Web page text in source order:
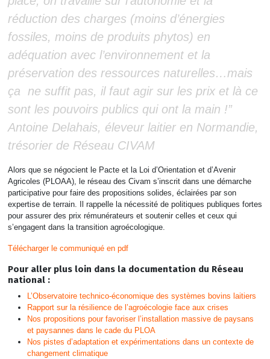
réduction des charges (moins d’énergies
fossiles, moins de produits phytos) en
adéquation avec l’environnement et la
préservation des ressources naturelles…mais
ça ne suffit pas, il faut agir sur les prix et là ce
sont les pouvoirs publics qui ont la main !”
Antoine Delahais, éleveur laitier en Normandie,
trésorier de Réseau CIVAM
Alors que se négocient le Pacte et la Loi d’Orientation et d’Avenir
Agricoles (PLOAA), le réseau des Civam s’inscrit dans une démarche
participative pour faire des propositions solides, éclairées par son
expertise de terrain. Il rappelle la nécessité de politiques publiques fortes
pour assurer des prix rémunérateurs et soutenir celles et ceux qui
s’engagent dans la transition agroécologique.
Télécharger le communiqué en pdf
Pour aller plus loin dans la documentation du Réseau
national :
L’Observatoire technico-économique des systèmes bovins laitiers
Rapport sur la résilience de l’agroécologie face aux crises
Nos propositions pour favoriser l’installation massive de paysans
et paysannes dans le cade du PLOA
Nos pistes d’adaptation et expérimentations dans un contexte de
changement climatique